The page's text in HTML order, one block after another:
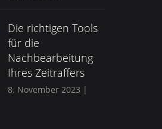
Die richtigen Tools
für die
Nachbearbeitung
Ihres Zeitraffers
8. November 2023 |